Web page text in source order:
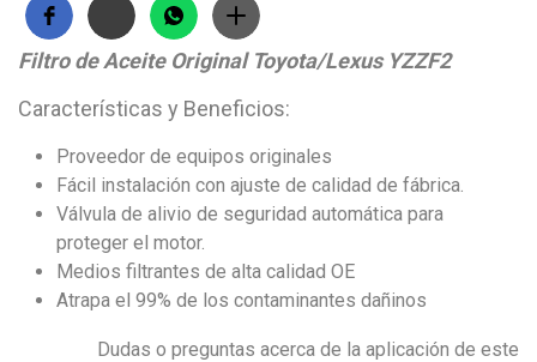
Filtro de Aceite Original Toyota/Lexus YZZF2
Características y Beneficios:
Proveedor de equipos originales
Fácil instalación con ajuste de calidad de fábrica.
Válvula de alivio de seguridad automática para
proteger el motor.
Medios filtrantes de alta calidad OE
Atrapa el 99% de los contaminantes dañinos
Dudas o preguntas acerca de la aplicación de este